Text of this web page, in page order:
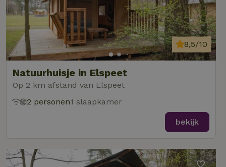
Natuurhuisje in Elspeet
Op 2 km afstand van Elspeet
8,5/10
2 personen1 slaapkamer
bekijk